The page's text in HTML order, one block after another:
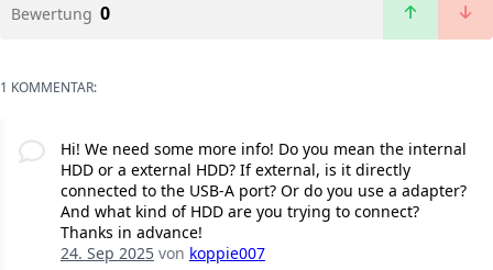
Bewertung 0
1 KOMMENTAR:
Hi! We need some more info! Do you mean the internal
HDD or a external HDD? If external, is it directly
connected to the USB-A port? Or do you use a adapter?
And what kind of HDD are you trying to connect?
Thanks in advance!
24. Sep 2025von koppie007